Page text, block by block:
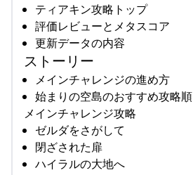
ティアキン攻略トップ
評価レビューとメタスコア
更新データの内容
ストーリー
メインチャレンジの進め方
始まりの空島のおすすめ攻略順
メインチャレンジ攻略
ゼルダをさがして
閉ざされた扉
ハイラルの大地へ